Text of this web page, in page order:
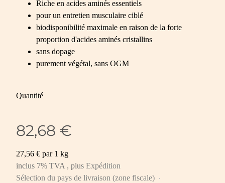
Riche en acides aminés essentiels
pour un entretien musculaire ciblé
biodisponibilité maximale en raison de la forte
proportion d'acides aminés cristallins
sans dopage
purement végétal, sans OGM
Quantité
82,68 €
27,56 € par 1 kg
inclus 7% TVA , plus Expédition
Sélection du pays de livraison (zone fiscale)